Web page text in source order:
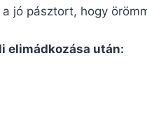
jó pásztort, hogy
elimádkozása után: